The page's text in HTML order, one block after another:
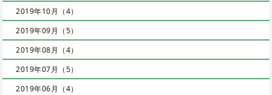
2019年10月（4）
2019年09月（5）
2019年08月（4）
2019年07月（5）
2019年06月（4）